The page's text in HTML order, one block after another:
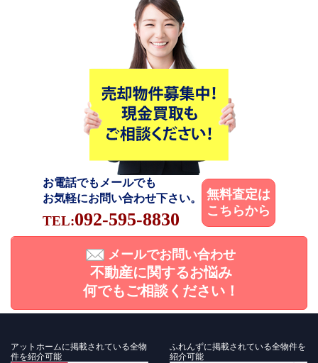
お電話でもメールでも
お気軽にお問い合わせ下さい。
TEL:092-595-8830
無料査定は
こちらから
メールでお問い合わせ
不動産に関するお悩み
何でもご相談ください！
アットホームに掲載されている全物
件を紹介可能
ふれんずに掲載されている全物件を
紹介可能